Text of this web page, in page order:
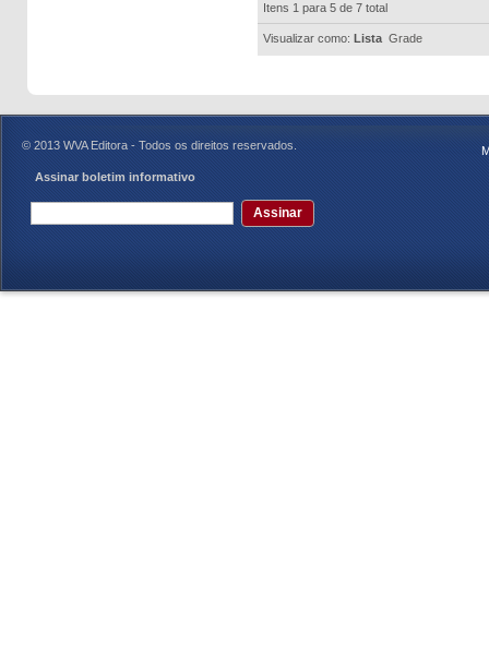
Itens 1 para 5 de 7 total
Visualizar como: Lista Grade
© 2013 WVA Editora - Todos os direitos reservados.
Assinar boletim informativo
Assinar